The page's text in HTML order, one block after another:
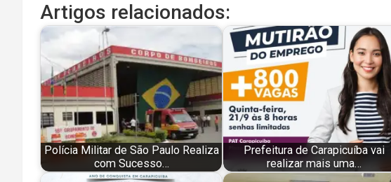
Artigos relacionados:
Polícia Militar de São Paulo Realiza
com Sucesso…
Prefeitura de Carapicuíba vai
realizar mais uma…